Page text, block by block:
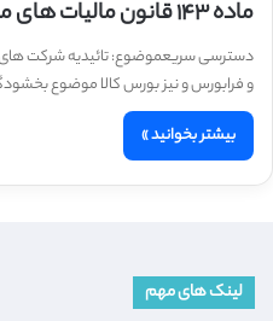
ماده ۱۴۳ قانون مالیات های مستقیم
دسترسی سریعموضوع: تائیدیه شرکت های
و فرابورس و نیز بورس کالا موضوع
بیشتر بخوانید »
لینک های مهم